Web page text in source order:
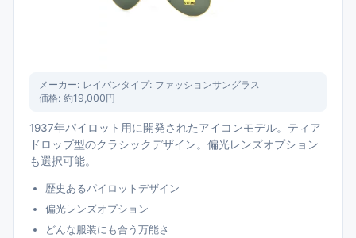
メーカー: レイバンタイプ: ファッションサングラス
価格: 約19,000円
1937年パイロット用に開発されたアイコンモデル。ティア
ドロップ型のクラシックデザイン。偏光レンズオプション
も選択可能。
歴史あるパイロットデザイン
偏光レンズオプション
どんな服装にも合う万能さ